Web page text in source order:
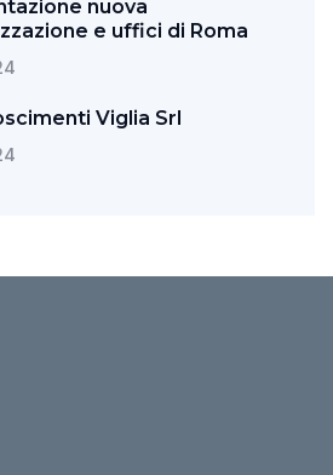
nuova
e uffici di Roma
Viglia Srl